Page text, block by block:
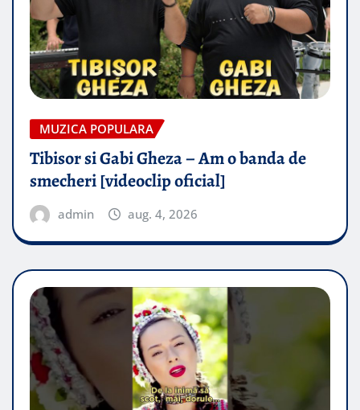
MUZICA POPULARA
Tibisor si Gabi Gheza – Am o banda de
smecheri [videoclip oficial]
admin aug. 4, 2026